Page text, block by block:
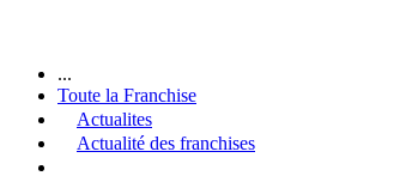
...
Toute la Franchise
Actualites
Actualité des franchises